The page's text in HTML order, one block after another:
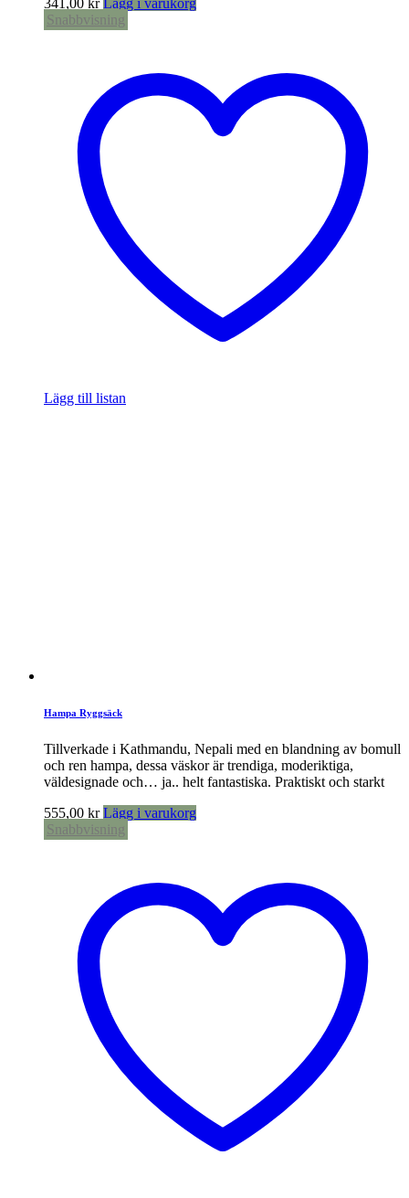
Snabbvisning
Lägg till listan
Hampa Ryggsäck
Tillverkade i Kathmandu, Nepali med en blandning av bomull
och ren hampa, dessa väskor är trendiga, moderiktiga,
väldesignade och… ja.. helt fantastiska. Praktiskt och starkt
555,00 kr Lägg i varukorg
Snabbvisning